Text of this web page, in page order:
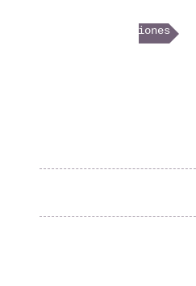
Términos y condiciones